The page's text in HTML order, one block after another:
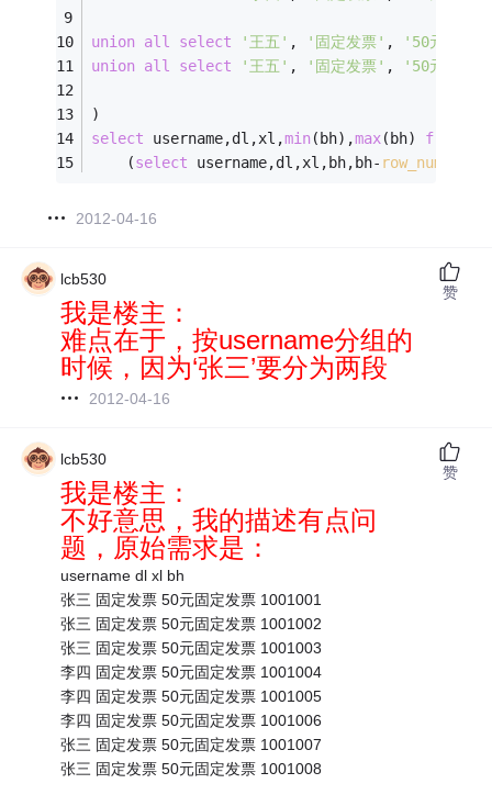
union all select '王五' , '固定发票' ,
'50元固定
union all select '王五' , '固定发票' , '50元固定
)
select username,dl,xl,min(bh),max(bh) from
    (
select username,dl,xl,bh,bh- row_number
2012-04-16
lcb530
我是楼主：
难点在于，按username分组的
时候，因为‘张三’要分为两段
2012-04-16
赞
lcb530
我是楼主：
不好意思，我的描述有点问
题，原始需求是：
username dl xl bh
张三 固定发票 50元固定发票 1001001
张三 固定发票 50元固定发票 1001002
张三 固定发票 50元固定发票 1001003
李四 固定发票 50元固定发票 1001004
李四 固定发票 50元固定发票 1001005
李四 固定发票 50元固定发票 1001006
张三 固定发票 50元固定发票 1001007
张三 固定发票 50元固定发票 1001008
赞